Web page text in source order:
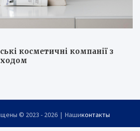
косметичні компанії з
© 2023 - 2026 | Нашиконтакты